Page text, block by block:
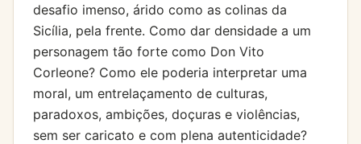
desafio imenso, árido como as colinas da
Sicília, pela frente. Como dar densidade a um
personagem tão forte como Don Vito
Corleone? Como ele poderia interpretar uma
moral, um entrelaçamento de culturas,
paradoxos, ambições, doçuras e violências,
sem ser caricato e com plena autenticidade?